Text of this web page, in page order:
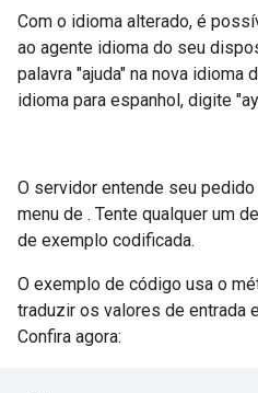
Com o idioma alterado, é
ao agente idioma do seu
palavra "ajuda" na nova idioma
idioma para espanhol, digite
O servidor entende seu
menu de . Tente qualquer um
de exemplo codificada.
O exemplo de código usa o
traduzir os valores de entrada
Confira agora: